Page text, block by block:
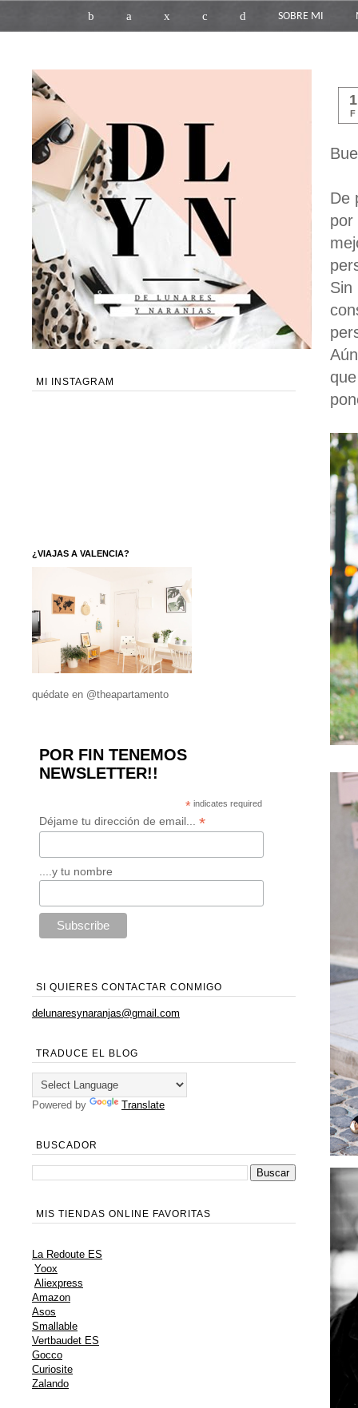
b a x c d SOBRE MI
De
MI INSTAGRAM
¿VIAJAS A VALENCIA?
quédate en @theapartamento
POR FIN TENEMOS
NEWSLETTER!!
* indicates required
Déjame tu dirección de email... *
....y tu nombre
SI QUIERES CONTACTAR CONMIGO
delunaresynaranjas@gmail.com
TRADUCE EL BLOG
Powered by Translate
BUSCADOR
MIS TIENDAS ONLINE FAVORITAS
La Redoute ES
Yoox
Aliexpress
Amazon
Asos
Smallable
Vertbaudet ES
Gocco
Curiosite
Zalando